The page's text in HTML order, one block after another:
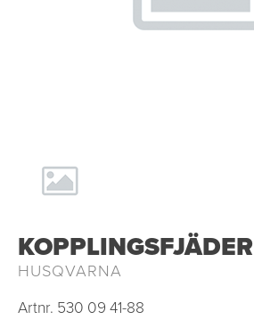
KOPPLINGSFJÄDER
HUSQVARNA
Artnr. 530 09 41-88